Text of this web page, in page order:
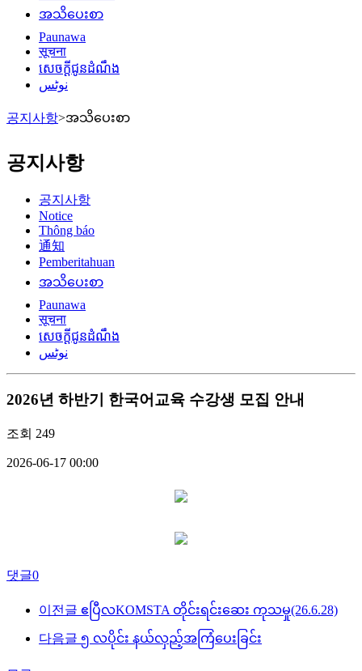
အသိပေးစာ
Paunawa
सूचना
សេចក្តីជូនដំណឹង
نوٹس
공지사항>အသိပေးစာ
공지사항
공지사항
Notice
Thông báo
通知
Pemberitahuan
အသိပေးစာ
Paunawa
सूचना
សេចក្តីជូនដំណឹង
نوٹس
2026년 하반기 한국어교육 수강생 모집 안내
조회 249
2026-06-17 00:00
댓글0
이전글 ဧပြီလKOMSTA တိုင်းရင်းဆေး ကုသမှု(26.6.28)
다음글 ၅ လပိုင်း နယ်လှည့်အကြံပေးခြင်း